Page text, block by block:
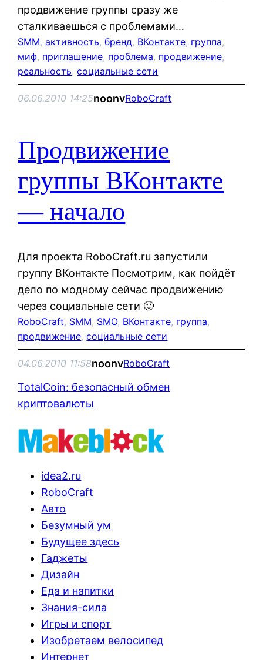
продвижение группы сразу же
сталкиваешься с проблемами…
SMM, активность, бренд, ВКонтакте, группа
миф, приглашение, проблема, продвижение
реальность, социальные сети
06.06.2010 14:25noonvRoboCraft
Продвижение
группы ВКонтакте
— начало
Для проекта RoboCraft.ru запустили
группу ВКонтакте Посмотрим, как пойдёт
дело по модному сейчас продвижению
через социальные сети 🙂
RoboCraft, SMM, SMO, ВКонтакте, группа
продвижение, социальные сети
04.06.2010 11:58noonvRoboCraft
TotalCoin: безопасный обмен
криптовалюты
idea2.ru
RoboCraft
Авто
Безумный ум
Будущее здесь
Гаджеты
Дизайн
Еда и напитки
Знания-сила
Игры и спорт
Изобретаем велосипед
Интернет